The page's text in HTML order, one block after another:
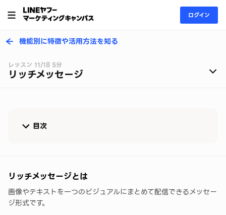
ログイン
機能別に特徴や活用方法を知る
レッスン 11/18 5分
リッチメッセージ
目次
リッチメッセージの活用方法
クリエイティブ作成のコツ
リッチメッセージとは
画像やテキストを一つのビジュアルにまとめて配信できるメッセー
ジ形式です。